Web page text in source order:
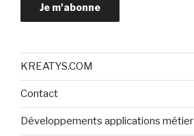
Je m'abonne
KREATYS.COM
Contact
Développements applications métier